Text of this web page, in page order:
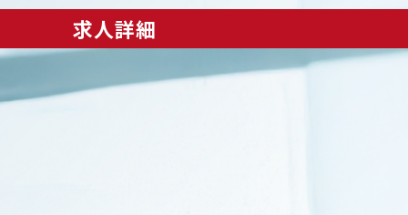
求人詳細